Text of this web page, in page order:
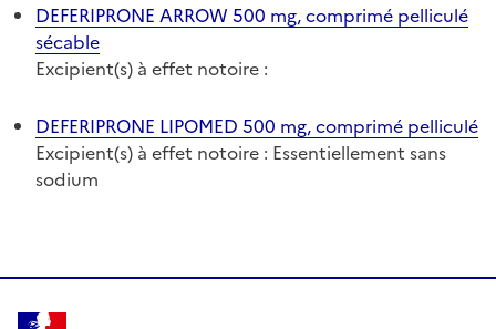
DEFERIPRONE ARROW 500 mg, comprimé pelliculé
sécable
Excipient(s) à effet notoire :
DEFERIPRONE LIPOMED 500 mg, comprimé pelliculé
Excipient(s) à effet notoire : Essentiellement sans
sodium